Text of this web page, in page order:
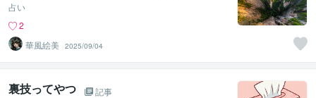
占い
2
華風絵美 2025/09/04
裏技ってやつ
記事